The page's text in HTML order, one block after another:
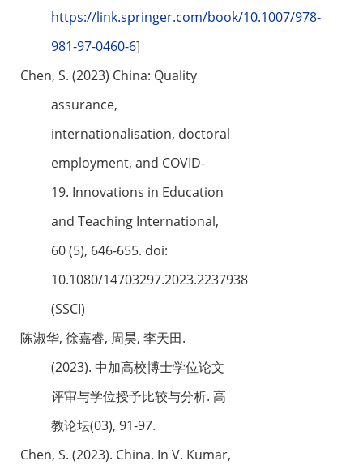
https://link.springer.com/book/10.1007/978-
981-97-0460-6]
Chen, S. (2023) China: Quality
assurance,
internationalisation, doctoral
employment, and COVID-
19. Innovations in Education
and Teaching International,
60 (5), 646-655. doi:
10.1080/14703297.2023.2237938
(SSCI)
陈淑华, 徐嘉睿, 周昊, 李天田.
(2023). 中加高校博士学位论文
评审与学位授予比较与分析. 高
教论坛(03), 91-97.
Chen, S. (2023). China. In V. Kumar,